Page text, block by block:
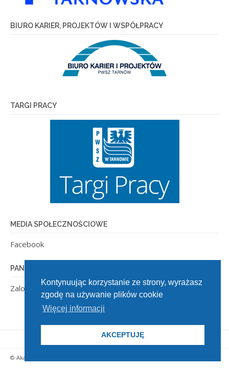
BIURO KARIER, PROJEKTÓW I WSPÓŁPRACY
TARGI PRACY
MEDIA SPOŁECZNOŚCIOWE
Facebook
PANEL ADMINISTRACYJNY
Zaloguj się
© Akademia Tarnowska
Kontynuując korzystanie ze strony, wyrażasz
zgodę na używanie plików cookie
Więcej informacji
AKCEPTUJĘ